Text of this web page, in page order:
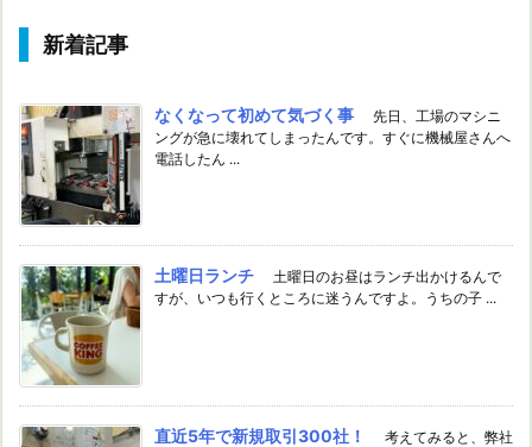
新着記事
なくなって初めて気づく事
先日、工場のマシニ
ングが急に壊れてしまったんです。すぐに機械屋さんへ
電話したん ...
土曜日ランチ
土曜日のお昼はランチ出かけるんで
すが、いつも行くところに迷うんですよ。うちの子 ...
直近5年で新規取引300社！
考えてみると、弊社